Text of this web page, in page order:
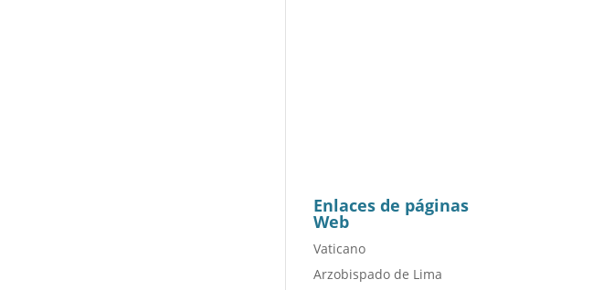
Enlaces de páginas
Web
Vaticano
Arzobispado de Lima